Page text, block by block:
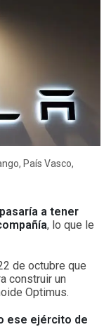
País Vasco,
a tener
, lo que le
de octubre que
construir un
Optimus.
ese ejército de